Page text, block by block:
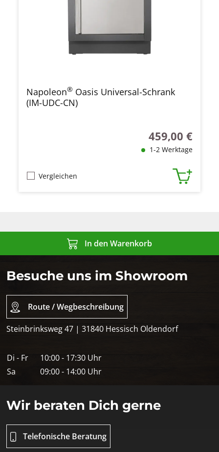
Napoleon® Oasis Universal-Schrank
(IM-UDC-CN)
Regulärer Preis:
459,00 €
1-2 Werktage
Vergleichen
In den Warenkorb
Besuche uns im Showroom
Route / Wegbeschreibung
Steinbrinksweg 47 | 31840 Hessisch Oldendorf
Di - Fr
10:00 - 17:30 Uhr
Sa
09:00 - 14:00 Uhr
Wir beraten Dich gerne
Telefonische Beratung